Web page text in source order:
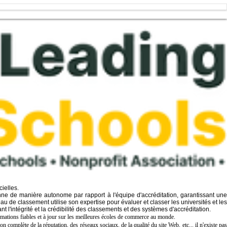
de manière autonome par rapport à l'équipe d'accréditation, garantissant une
de classement utilise son expertise pour évaluer et classer les universités et les
l'intégrité et la crédibilité des classements et des systèmes d'accréditation.
fiables et à jour sur les meilleures écoles de commerce au monde.
complète de la réputation, des réseaux sociaux, de la qualité du site Web, etc... il n'existe pas